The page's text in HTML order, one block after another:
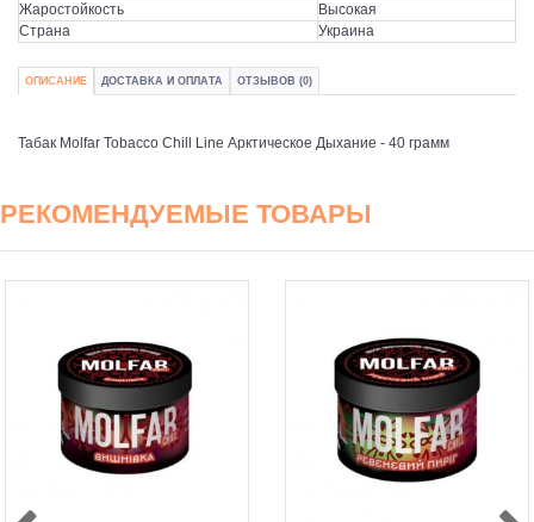
Жаростойкость
Высокая
Страна
Украина
ОПИСАНИЕ ДОСТАВКА И ОПЛАТА ОТЗЫВОВ (0)
Табак Molfar Tobacco Chill Line Арктическое Дыхание - 40 грамм
РЕКОМЕНДУЕМЫЕ ТОВАРЫ